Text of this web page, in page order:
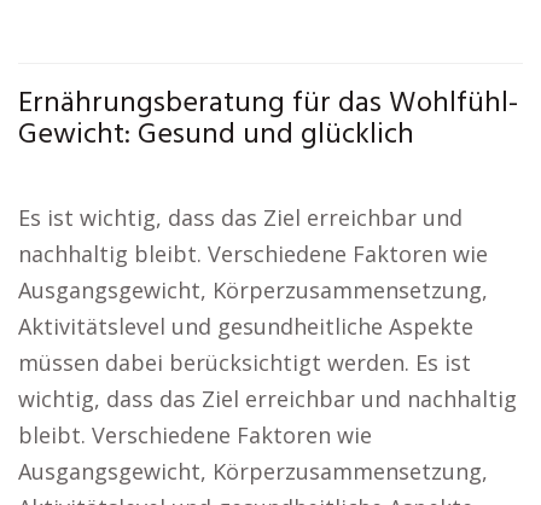
Ernährungsberatung für das Wohlfühl-
Gewicht: Gesund und glücklich
Es ist wichtig, dass das Ziel erreichbar und
nachhaltig bleibt. Verschiedene Faktoren wie
Ausgangsgewicht, Körperzusammensetzung,
Aktivitätslevel und gesundheitliche Aspekte
müssen dabei berücksichtigt werden. Es ist
wichtig, dass das Ziel erreichbar und nachhaltig
bleibt. Verschiedene Faktoren wie
Ausgangsgewicht, Körperzusammensetzung,